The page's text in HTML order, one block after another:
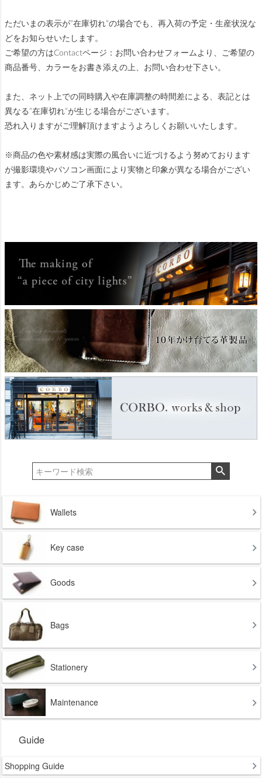
ただいまの表示が”在庫切れ”の場合でも、再入荷の予定・生産状況な
どをお知らせいたします。
ご希望の方はContactページ：お問い合わせフォームより、ご希望の
商品番号、カラーをお書き添えの上、お問い合わせ下さい。
また、ネット上での同時購入や在庫調整の時間差による、表記とは
異なる”在庫切れ”が生じる場合がございます。
恐れ入りますがご理解頂けますようよろしくお願いいたします。
※商品の色や素材感は実際の風合いに近づけるよう努めております
が撮影環境やパソコン画面により実物と印象が異なる場合がござい
ます。あらかじめご了承下さい。
Wallets
Key case
Goods
Bags
Stationery
Maintenance
Guide
Shopping Guide